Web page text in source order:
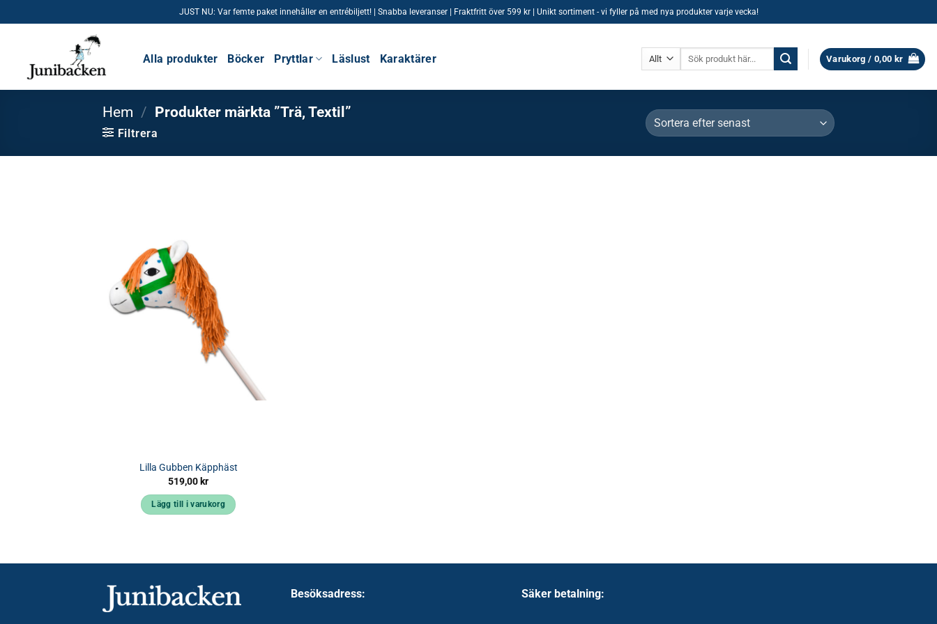
to
JUST NU: Var femte paket innehåller en entrébiljett! | Snabba leveranser | Fraktfritt över 599 kr | Unikt sortiment - vi fyller på med nya produkter varje vecka!
Alla produkter Böcker Pryttlar Läslust Karaktärer Varukorg / 0,00 kr
Hem / Produkter märkta ”Trä, Textil”
Filtrera
Lilla Gubben Käpphäst
519,00 kr
Lägg till i varukorg
Besöksadress: Säker betalning: